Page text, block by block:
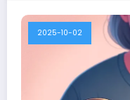
2025-10-02